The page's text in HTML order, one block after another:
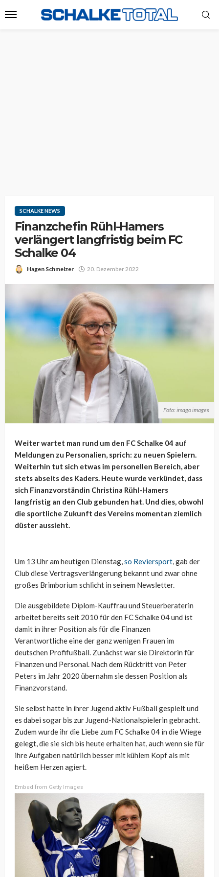
SCHALKE NEWS
Finanzchefin Rühl-Hamers
verlängert langfristig beim FC
Schalke 04
Hagen Schmelzer 20. Dezember 2022
Foto: imago images
Weiter wartet man rund um den FC Schalke 04 auf
Meldungen zu Personalien, sprich: zu neuen Spielern.
Weiterhin tut sich etwas im personellen Bereich, aber
stets abseits des Kaders. Heute wurde verkündet, dass
sich Finanzvorständin Christina Rühl-Hamers
langfristig an den Club gebunden hat. Und dies, obwohl
die sportliche Zukunft des Vereins momentan ziemlich
düster aussieht.
Um 13 Uhr am heutigen Dienstag,so Reviersport, gab der
Club diese Vertragsverlängerung bekannt und zwar ohne
großes Brimborium schlicht in seinem Newsletter.
Die ausgebildete Diplom-Kauffrau und Steuerberaterin
arbeitet bereits seit 2010 für den FC Schalke 04 und ist
damit in ihrer Position als für die Finanzen
Verantwortliche eine der ganz wenigen Frauen im
deutschen Profifußball. Zunächst war sie Direktorin für
Finanzen und Personal. Nach dem Rücktritt von Peter
Peters im Jahr 2020 übernahm sie dessen Position als
Finanzvorstand.
Sie selbst hatte in ihrer Jugend aktiv Fußball gespielt und
es dabei sogar bis zur Jugend-Nationalspielerin gebracht.
Zudem wurde ihr die Liebe zum FC Schalke 04 in die Wiege
gelegt, die sie sich bis heute erhalten hat, auch wenn sie für
ihre Aufgaben natürlich besser mit kühlem Kopf als mit
heißem Herzen agiert.
Embed from Getty Images